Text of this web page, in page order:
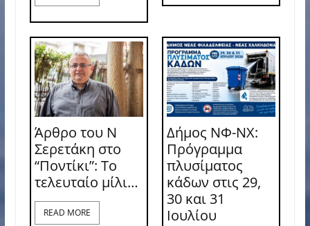
Άρθρο του Ν
Σερετάκη στο
“Ποντίκι”: Το
τελευταίο μίλι…
READ MORE
Δήμος ΝΦ-ΝΧ:
Πρόγραμμα
πλυσίματος
κάδων στις 29,
30 και 31
Ιουλίου